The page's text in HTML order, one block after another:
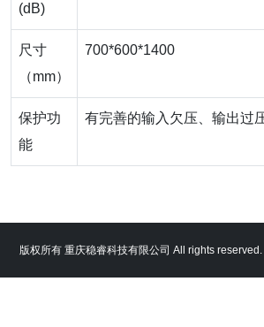
(dB)
尺寸
（mm）
700*600*1400
保护功
能
有完善的输入欠压、输出过
版权所有 重庆稳睿科技有限公司 All rights reserved.